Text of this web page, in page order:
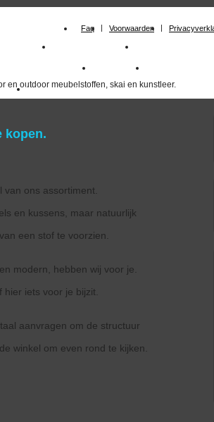
Faq Voorwaarden
en outdoor meubelstoffen, skai en kunstleer.
Kunstleer Schuimrubberplaten Schuimrubber op
skai kunstleer kopen outdoorstof skai_kunstleer
duurzaam
kopen.
ons assortiment.
en kussens, maar natuurlijk
een stof te voorzien.
modern, hebben wij voor je.
iets voor je bijzit.
aanvragen om de structuur
winkel om even rond te kijken.